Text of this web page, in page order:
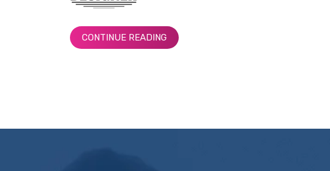
CONTINUE READING